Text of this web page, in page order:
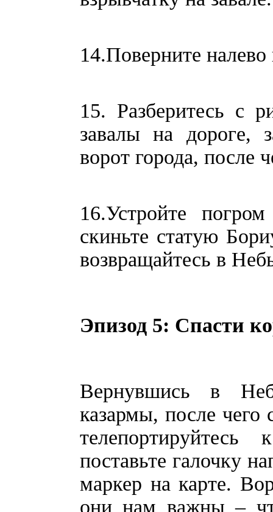
14.Поверните налево
15. Разберитесь с
завалы на дороге,
ворот города, после
16.Устройте
скиньте статую
возвращайтесь в
Эпизод 5: Спасти
Вернувшись в
казармы, после чего
поставьте галочку
маркер на карте.
они нам важны –